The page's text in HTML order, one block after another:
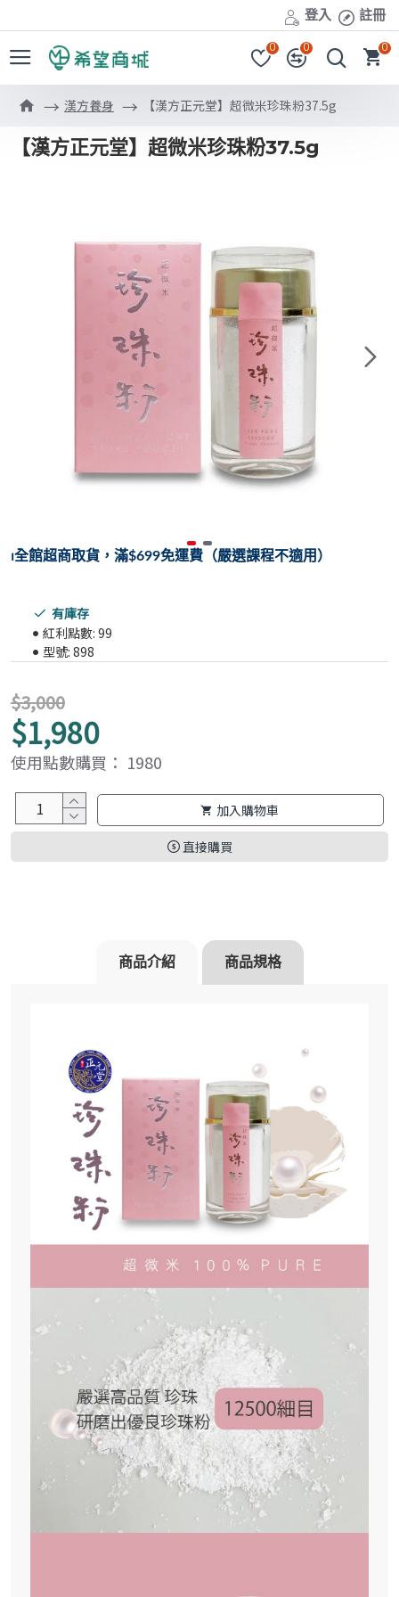
登入 註冊
0 0 0
漢方養身 【漢方正元堂】超微米珍珠粉37.5g
【漢方正元堂】超微米珍珠粉37.5g
⏐全館超商取貨，滿$699免運費（嚴選課程不適用）
有庫存
紅利點數: 99
型號: 898
$1,980
$3,000
使用點數購買： 1980
加入購物車
直接購買
商品介紹 商品規格